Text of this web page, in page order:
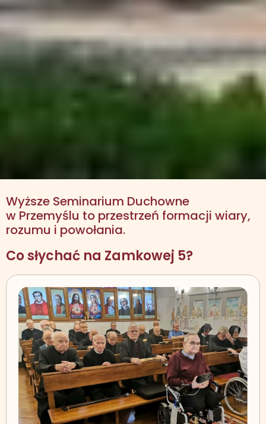
Wyższe Seminarium Duchowne
w Przemyślu to przestrzeń formacji wiary,
rozumu i powołania.
Co słychać na Zamkowej 5?